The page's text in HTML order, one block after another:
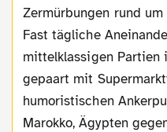
Zermürbungen rund
Fast tägliche
mittelklassigen Partien
gepaart mit
humoristischen
Marokko, Ägypten